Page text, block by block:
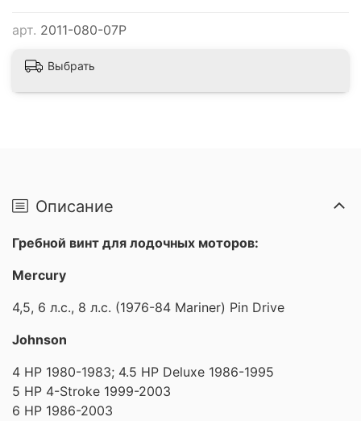
арт. 2011-080-07P
Выбрать
Описание
Гребной винт для лодочных моторов:
Mercury
4,5, 6 л.с., 8 л.с. (1976-84 Mariner) Pin Drive
Johnson
4 HP 1980-1983; 4.5 HP Deluxe 1986-1995
5 HP 4-Stroke 1999-2003
6 HP 1986-2003